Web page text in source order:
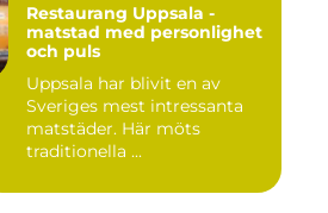
Restaurang Uppsala -
matstad med personlighet
och puls
Uppsala har blivit en av
Sveriges mest intressanta
matstäder. Här möts
traditionella ...